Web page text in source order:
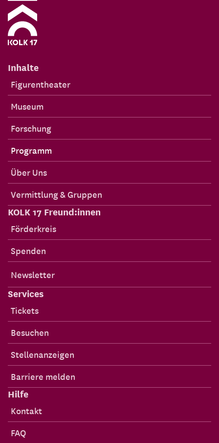
Inhalte
Figurentheater
Museum
Forschung
Programm
Über Uns
Vermittlung & Gruppen
KOLK 17 Freund:innen
Förderkreis
Spenden
Newsletter
Services
Tickets
Besuchen
Stellenanzeigen
Barriere melden
Hilfe
Kontakt
FAQ